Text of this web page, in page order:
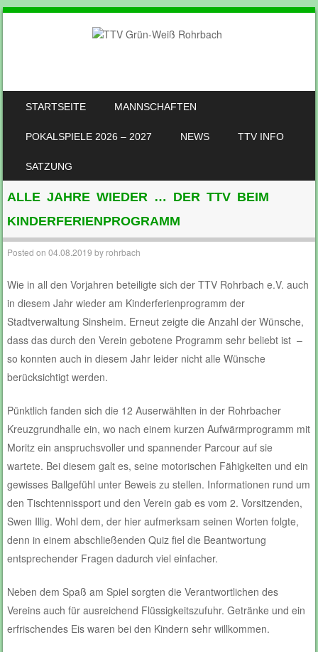
STARTSEITE MANNSCHAFTEN
POKALSPIELE 2026 – 2027 NEWS TTV INFO
SATZUNG
ALLE JAHRE WIEDER … DER TTV BEIM
KINDERFERIENPROGRAMM
Posted on04.08.2019 by rohrbach
Wie in all den Vorjahren beteiligte sich der TTV Rohrbach e.V. auch
in diesem Jahr wieder am Kinderferienprogramm der
Stadtverwaltung Sinsheim. Erneut zeigte die Anzahl der Wünsche,
dass das durch den Verein gebotene Programm sehr beliebt ist –
so konnten auch in diesem Jahr leider nicht alle Wünsche
berücksichtigt werden.
Pünktlich fanden sich die 12 Auserwählten in der Rohrbacher
Kreuzgrundhalle ein, wo nach einem kurzen Aufwärmprogramm mit
Moritz ein anspruchsvoller und spannender Parcour auf sie
wartete. Bei diesem galt es, seine motorischen Fähigkeiten und ein
gewisses Ballgefühl unter Beweis zu stellen. Informationen rund um
den Tischtennissport und den Verein gab es vom 2. Vorsitzenden,
Swen Illig. Wohl dem, der hier aufmerksam seinen Worten folgte,
denn in einem abschließenden Quiz fiel die Beantwortung
entsprechender Fragen dadurch viel einfacher.
Neben dem Spaß am Spiel sorgten die Verantwortlichen des
Vereins auch für ausreichend Flüssigkeitszufuhr. Getränke und ein
erfrischendes Eis waren bei den Kindern sehr willkommen.